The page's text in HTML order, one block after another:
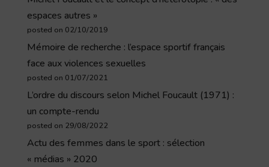
espaces autres »
posted on 02/10/2019
Mémoire de recherche : l’espace sportif français
face aux violences sexuelles
posted on 01/07/2021
L’ordre du discours selon Michel Foucault (1971) :
un compte-rendu
posted on 29/08/2022
Actu des femmes dans le sport : sélection
« médias » 2020